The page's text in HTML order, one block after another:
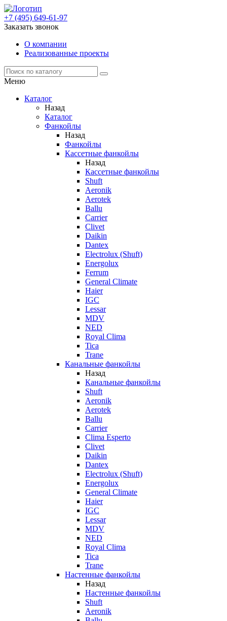
+7 (495) 649-61-97
Заказать звонок
О компании
Реализованные проекты
Меню
Каталог
Назад
Каталог
Фанкойлы
Назад
Фанкойлы
Кассетные фанкойлы
Назад
Кассетные фанкойлы
Shuft
Aeronik
Aerotek
Ballu
Carrier
Clivet
Daikin
Dantex
Electrolux (Shuft)
Energolux
Ferrum
General Climate
Haier
IGC
Lessar
MDV
NED
Royal Clima
Tica
Trane
Канальные фанкойлы
Назад
Канальные фанкойлы
Shuft
Aeronik
Aerotek
Ballu
Carrier
Clima Esperto
Clivet
Daikin
Dantex
Electrolux (Shuft)
Energolux
General Climate
Haier
IGC
Lessar
MDV
NED
Royal Clima
Tica
Trane
Настенные фанкойлы
Назад
Настенные фанкойлы
Shuft
Aeronik